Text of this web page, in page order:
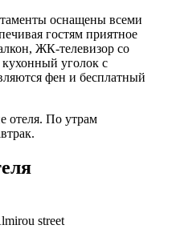
оснащены всеми
гостям приятное
ЖК-телевизор со
уголок с
фен и бесплатный
отеля. По утрам
street